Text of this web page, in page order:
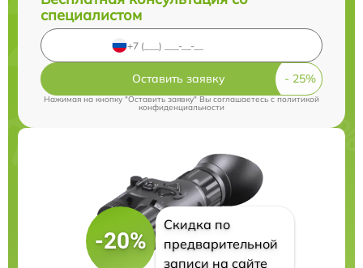
специалистом
Оставить заявку
Нажимая на кнопку "Оставить заявку" Вы соглашаетесь cполитикой
конфиденциальности
-20%
Скидка по
предварительной
записи на сайте